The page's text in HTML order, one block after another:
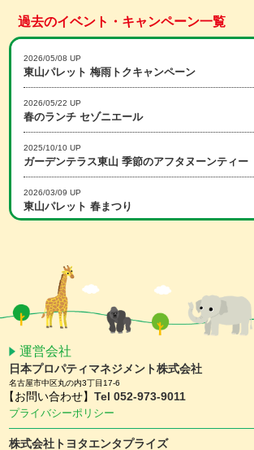
過去のイベント・キャンペーン一覧
2026/05/08 UP
東山パレット 梅雨トクキャンペーン
2026/05/22 UP
春のランチ セゾニエール
2025/10/10 UP
ガーデンテラス東山 季節のアフタヌーンティー
2026/03/09 UP
東山パレット 春まつり
2026/02/16 UP
スマホアプリ会員限定 ホワイトデーキャンペーン
2026/01/15 UP
スマホアプリ会員限定 バレンタインキャンペーン
2025/11/25 UP
【予約受付中】クリスマスケーキ ＆ おせち
2025/11/10 UP
ガーデンテラス東山 クリスマスディナー
運営会社
日本プロパティマネジメント株式会社
名古屋市中区丸の内3丁目17-6
【お問い合わせ】Tel 052-973-9011
プライバシーポリシー
株式会社トヨタエンタプライズ